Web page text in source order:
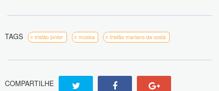
TAGS tristão júnior música tristão mariano da costa
COMPARTILHE